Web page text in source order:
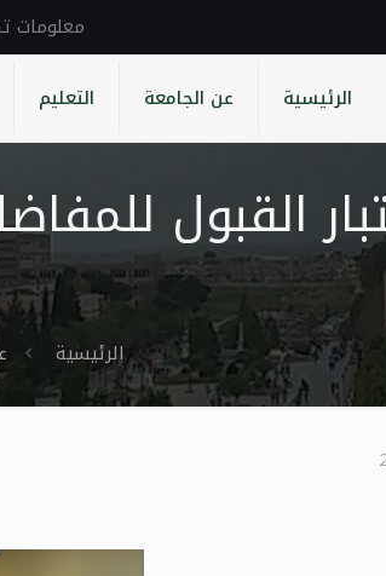
الرئيسية عن الجامعة التعليم
القبول
الرئيسية